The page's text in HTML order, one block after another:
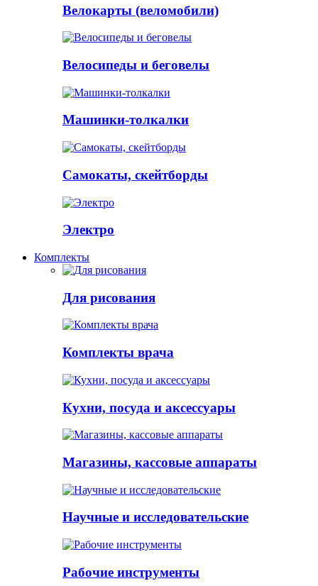
Велокарты (веломобили)
Велосипеды и беговелы
Машинки-толкалки
Самокаты, скейтборды
Электро
Комплекты
Для рисования
Комплекты врача
Кухни, посуда и аксессуары
Магазины, кассовые аппараты
Научные и исследовательские
Рабочие инструменты